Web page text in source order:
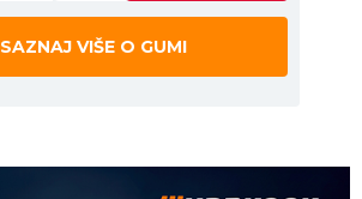
SAZNAJ VIŠE O GUMI